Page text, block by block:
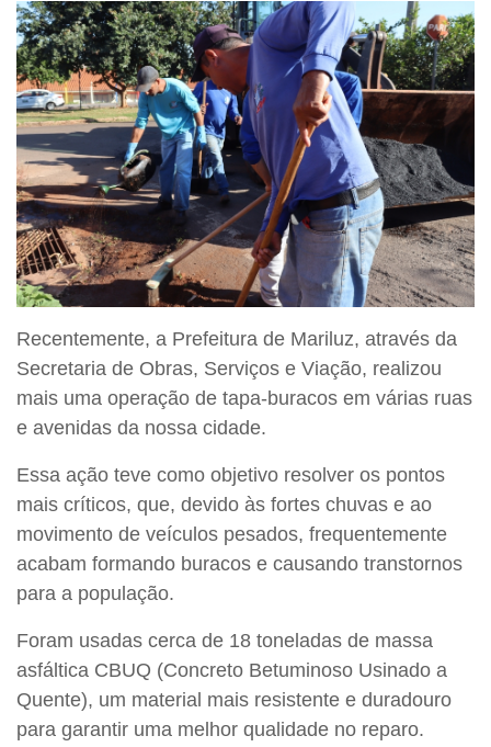
Recentemente, a Prefeitura de Mariluz, através da
Secretaria de Obras, Serviços e Viação, realizou
mais uma operação de tapa-buracos em várias ruas
e avenidas da nossa cidade.
Essa ação teve como objetivo resolver os pontos
mais críticos, que, devido às fortes chuvas e ao
movimento de veículos pesados, frequentemente
acabam formando buracos e causando transtornos
para a população.
Foram usadas cerca de 18 toneladas de massa
asfáltica CBUQ (Concreto Betuminoso Usinado a
Quente), um material mais resistente e duradouro
para garantir uma melhor qualidade no reparo.